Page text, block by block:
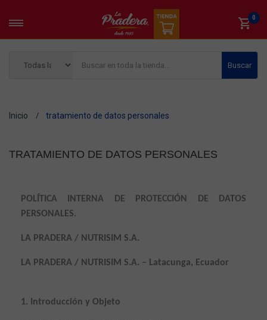
0
Buscar
Inicio tratamiento de datos personales
TRATAMIENTO DE DATOS PERSONALES
POLÍTICA INTERNA DE PROTECCIÓN DE DATOS
PERSONALES.
LA PRADERA / NUTRISIM S.A.
LA PRADERA / NUTRISIM S.A. – Latacunga, Ecuador
1. Introducción y Objeto